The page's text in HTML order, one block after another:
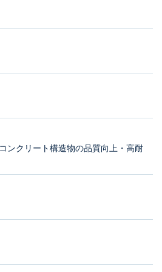
ンクリート構造物の品質向上・高耐